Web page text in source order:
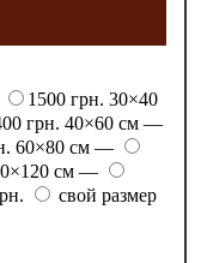
1500 грн. 30×40
грн. 40×60 см —
60×80 см —
см —
свой размер